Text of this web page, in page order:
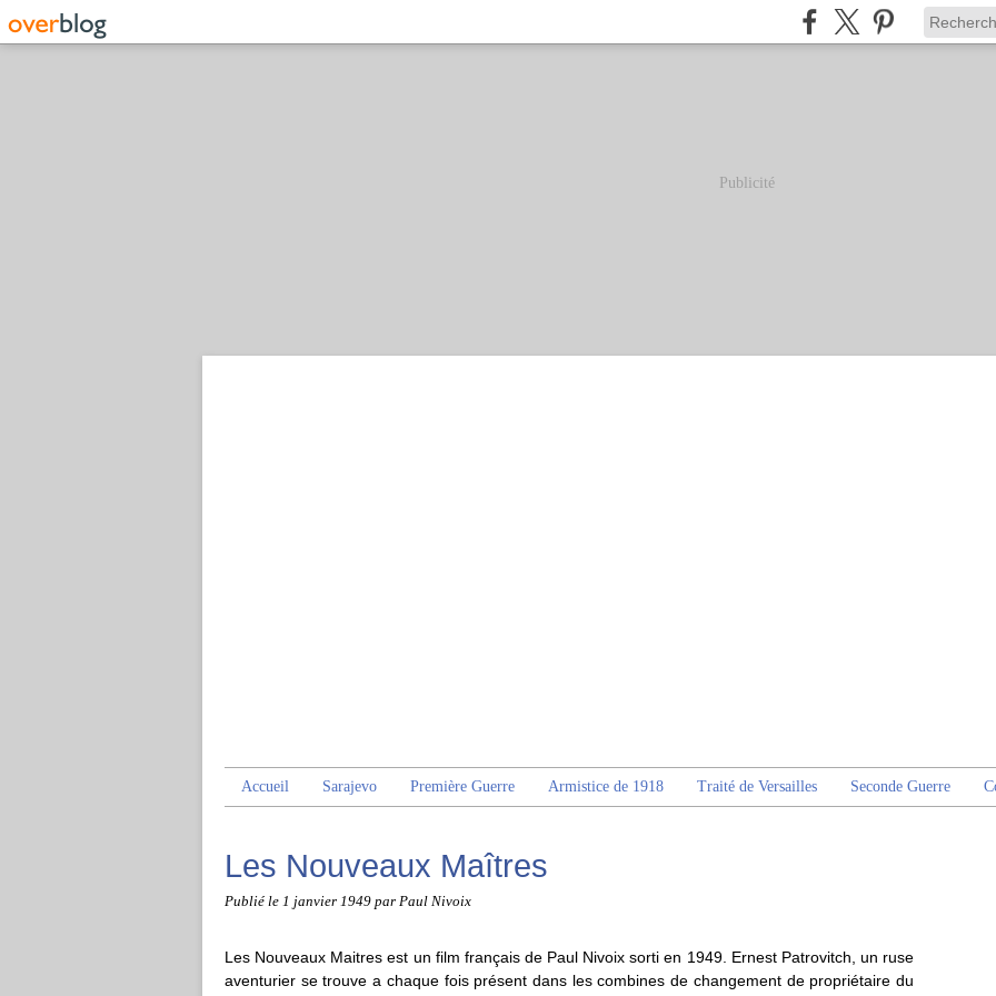
Publicité
Accueil Sarajevo Première Guerre Armistice de 1918 Traité de Versailles Seconde Guerre
Les Nouveaux Maîtres
Publié le 1 janvier 1949 par Paul Nivoix
Les Nouveaux Maitres est un film français de Paul Nivoix sorti en 1949. Ernest Patrovitch, un ruse
aventurier se trouve a chaque fois présent dans les combines de changement de propriétaire du